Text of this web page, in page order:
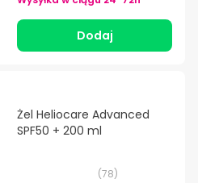
Dodaj
Żel Heliocare Advanced
SPF50 + 200 ml
(78)